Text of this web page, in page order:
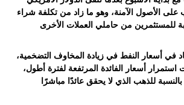
على الأصول الآمنة، وهو ما زاد من تكلفة شراء
في أسعار النفط في زيادة المخاوف التضخمية،
استمرار أسعار الفائدة المرتفعة لفترة أطول،
للذهب الذي لا يحقق عائدًا مباشرًا